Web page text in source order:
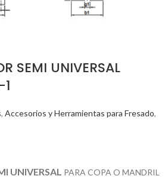
SEMI UNIVERSAL
, Accesorios y Herramientas para Fresado,
UNIVERSAL PARA COPA O MANDRIL